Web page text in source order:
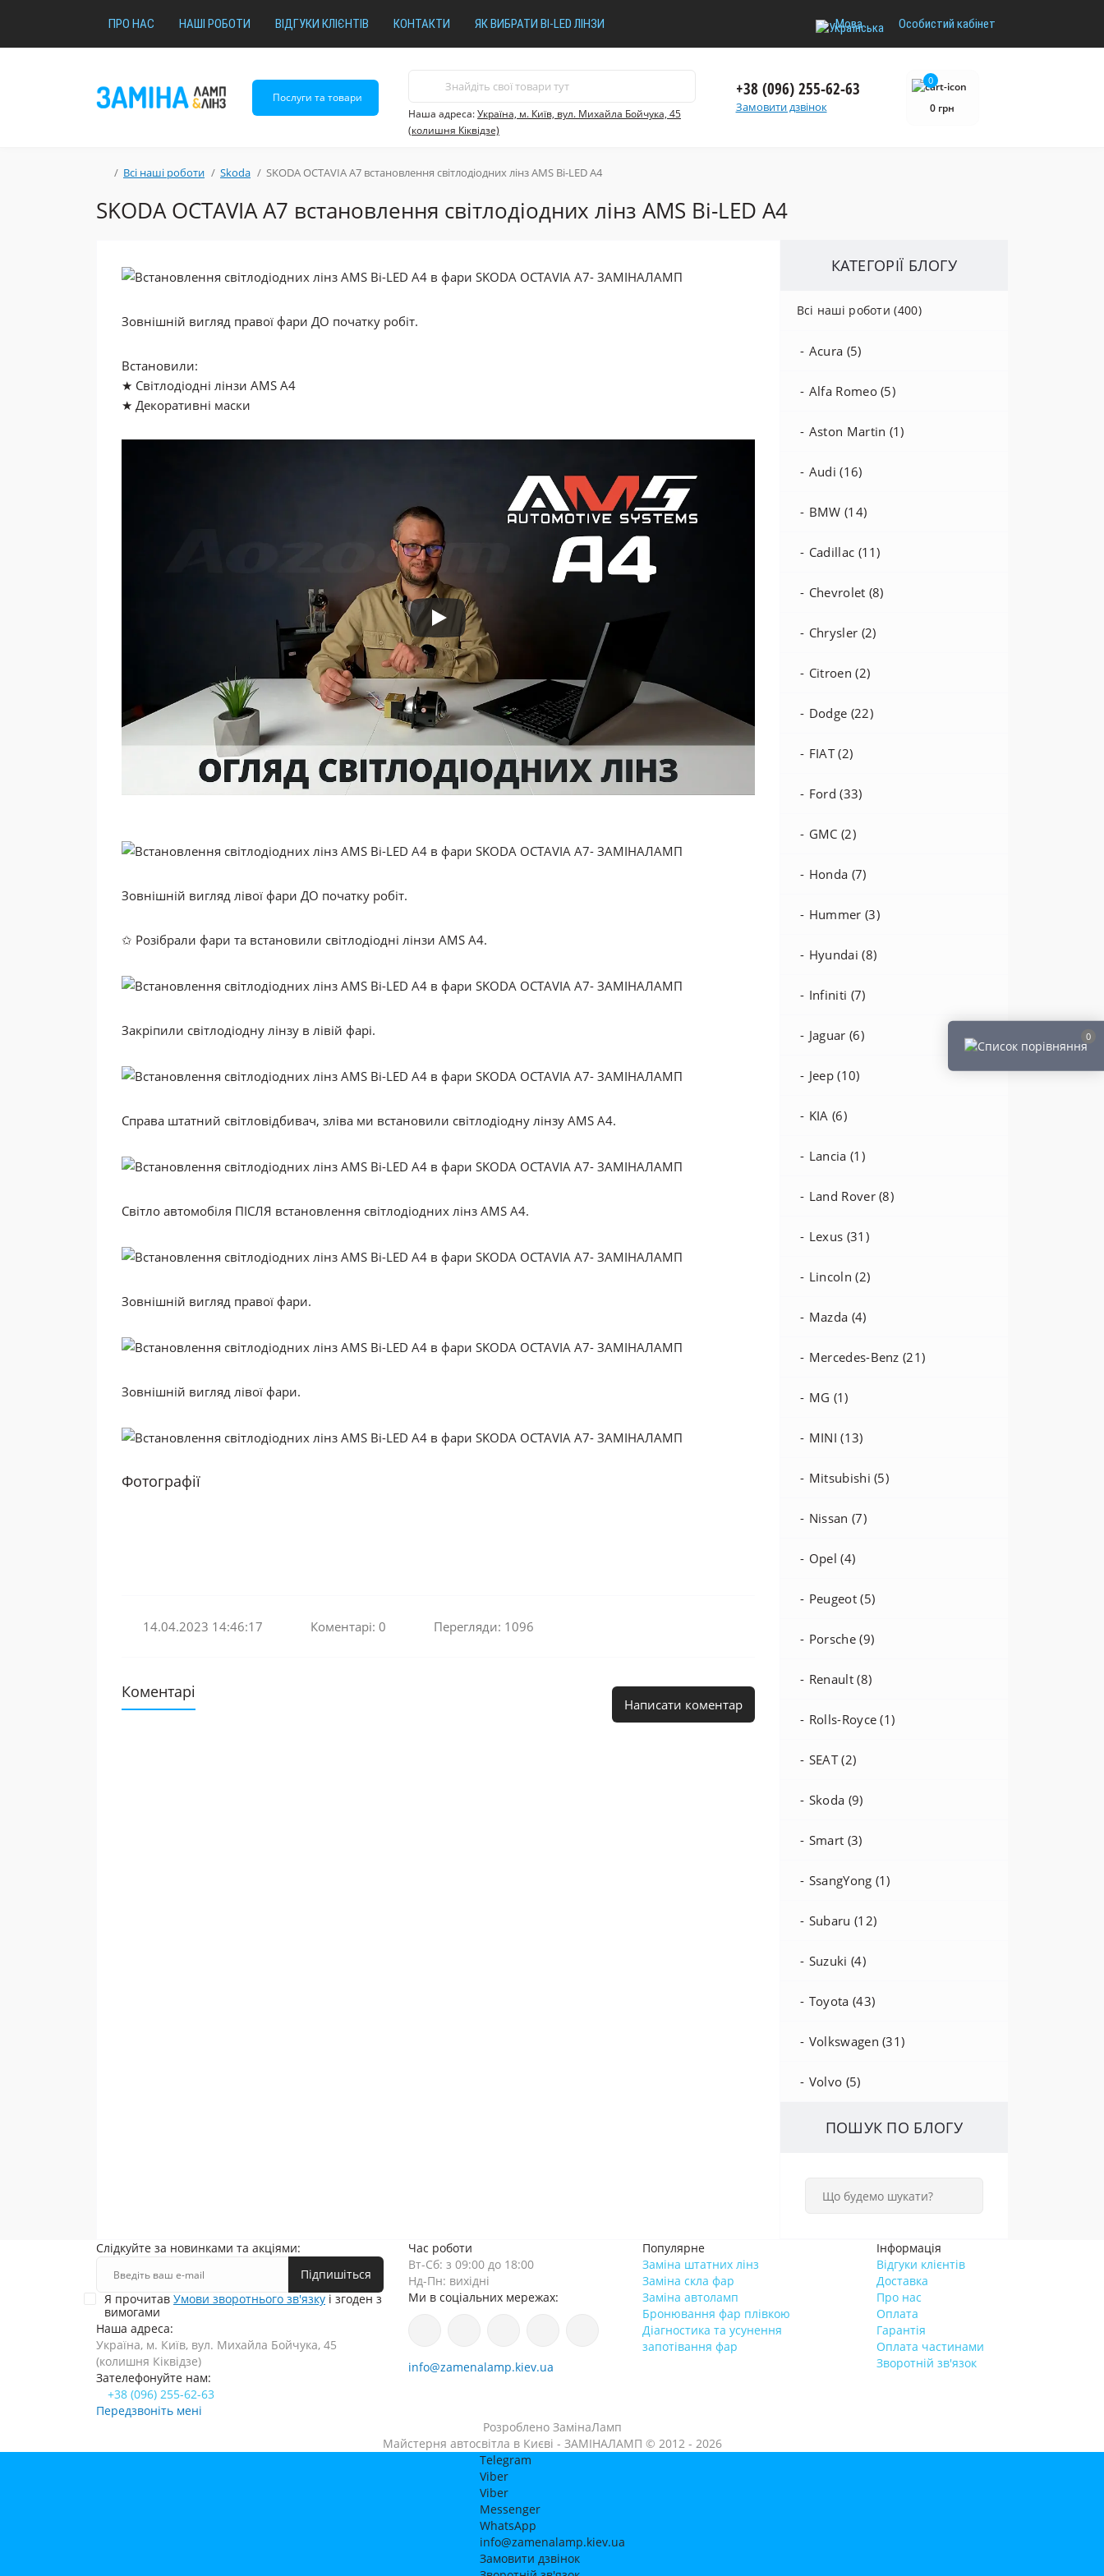
0
ПРО НАС НАШІ РОБОТИ ВІДГУКИ КЛІЄНТІВ КОНТАКТИ ЯК ВИБРАТИ BI-LED ЛІНЗИ Мова Особистий кабінет
Послуги та товари
Наша адреса:Україна, м. Київ, вул. Михайла Бойчука, 45
(колишня Кіквідзе)
+38 (096) 255-62-63
Замовити дзвінок
0
0 грн
Всі наші роботи Skoda SKODA OCTAVIA A7 встановлення світлодіодних лінз AMS Bi-LED A4
SKODA OCTAVIA A7 встановлення світлодіодних лінз AMS Bi-LED A4
Зовнішній вигляд правої фари ДО початку робіт.
Встановили:
★ Світлодіодні лінзи AMS A4
★ Декоративні маски
Зовнішній вигляд лівої фари ДО початку робіт.
✩ Розібрали фари та встановили світлодіодні лінзи AMS A4.
Закріпили світлодіодну лінзу в лівій фарі.
Справа штатний світловідбивач, зліва ми встановили світлодіодну лінзу AMS A4.
Світло автомобіля ПІСЛЯ встановлення світлодіодних лінз AMS A4.
Зовнішній вигляд правої фари.
Зовнішній вигляд лівої фари.
Фотографії
14.04.2023 14:46:17 Коментарі: 0 Перегляди: 1096
Коментарі
Написати коментар
КАТЕГОРІЇ БЛОГУ
Всі наші роботи (400)
Acura (5)
Alfa Romeo (5)
Aston Martin (1)
Audi (16)
BMW (14)
Cadillac (11)
Chevrolet (8)
Chrysler (2)
Citroen (2)
Dodge (22)
FIAT (2)
Ford (33)
GMC (2)
Honda (7)
Hummer (3)
Hyundai (8)
Infiniti (7)
Jaguar (6)
Jeep (10)
KIA (6)
Lancia (1)
Land Rover (8)
Lexus (31)
Lincoln (2)
Mazda (4)
Mercedes-Benz (21)
MG (1)
MINI (13)
Mitsubishi (5)
Nissan (7)
Opel (4)
Peugeot (5)
Porsche (9)
Renault (8)
Rolls-Royce (1)
SEAT (2)
Skoda (9)
Smart (3)
SsangYong (1)
Subaru (12)
Suzuki (4)
Toyota (43)
Volkswagen (31)
Volvo (5)
ПОШУК ПО БЛОГУ
Слідкуйте за новинками та акціями:
Підпишіться
Я прочитав Умови зворотнього зв'язку і згоден з
вимогами
Наша адреса:
Україна, м. Київ, вул. Михайла Бойчука, 45
(колишня Кіквідзе)
Зателефонуйте нам:
+38 (096) 255-62-63
Передзвоніть мені
Час роботи
Вт-Сб: з 09:00 до 18:00
Нд-Пн: вихідні
Ми в соціальних мережах:
info@zamenalamp.kiev.ua
Популярне
Заміна штатних лінз
Заміна скла фар
Заміна автоламп
Бронювання фар плівкою
Діагностика та усунення
запотівання фар
Інформація
Відгуки клієнтів
Доставка
Про нас
Оплата
Гарантія
Оплата частинами
Зворотній зв'язок
Розроблено ЗамінаЛамп
Майстерня автосвітла в Києві - ЗАМІНАЛАМП © 2012 - 2026
Telegram
Viber
Viber
Messenger
WhatsApp
info@zamenalamp.kiev.ua
Замовити дзвінок